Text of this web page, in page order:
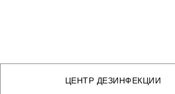
ЦЕНТР ДЕЗИНФЕКЦИИ